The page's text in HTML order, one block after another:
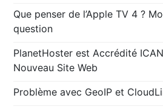
Que penser de l’Apple TV 4 ?
question
PlanetHoster est Accrédité
Nouveau Site Web
Problème avec GeoIP et